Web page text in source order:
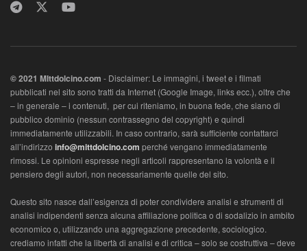
© 2021 MIttdolcino.com - Disclaimer: Le immagini, i tweet e i filmati
pubblicati nel sito sono tratti da Internet (Google Image, links ecc.), oltre che
– in generale – i contenuti, per cui riteniamo, in buona fede, che siano di
pubblico dominio (nessun contrassegno del copyright) e quindi
immediatamente utilizzabili. In caso contrario, sarà sufficiente contattarci
all’indirizzo info@mittdolcino.com perché vengano immediatamente
rimossi. Le opinioni espresse negli articoli rappresentano la volontà e il
pensiero degli autori, non necessariamente quelle del sito.
Questo sito nasce dall’esigenza di poter condividere analisi e strumenti di
analisi indipendenti senza alcuna affiliazione politica o di sodalizio in ambito
economico o, utilizzando una aggregazione precedente, sociologico.
crediamo infatti che la libertà di analisi e di critica – solo se costruttiva – deve